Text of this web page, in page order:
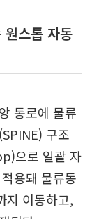
원스톱 자동
통로에 물류
구조
으로 일괄 자
용돼 물류동
지 이동하고,